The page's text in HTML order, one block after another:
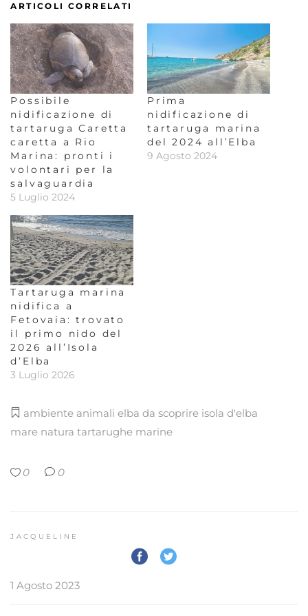
ARTICOLI CORRELATI
Possibile
nidificazione di
tartaruga Caretta
caretta a Rio
Marina: pronti i
volontari per la
salvaguardia
5 Luglio 2024
Prima
nidificazione di
tartaruga marina
del 2024 all’Elba
9 Agosto 2024
Tartaruga marina
nidifica a
Fetovaia: trovato
il primo nido del
2026 all’Isola
d’Elba
3 Luglio 2026
ambiente animali elba da scoprire isola d'elba
mare natura tartarughe marine
0 0
JACQUELINE
1 Agosto 2023